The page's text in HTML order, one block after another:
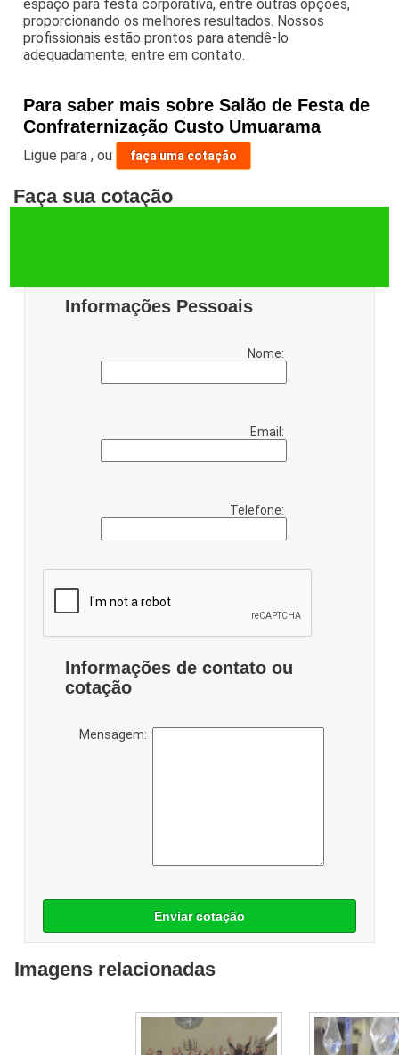
espaço para festa corporativa, entre outras opções,
proporcionando os melhores resultados. Nossos
profissionais estão prontos para atendê-lo
adequadamente, entre em contato.
Para saber mais sobre Salão de Festa de
Confraternização Custo Umuarama
Ligue para,ou faça uma cotação
Faça sua cotação
Informações Pessoais
Nome:
Email:
Telefone:
Informações de contato ou
cotação
Mensagem:
Enviar cotação
Imagens relacionadas